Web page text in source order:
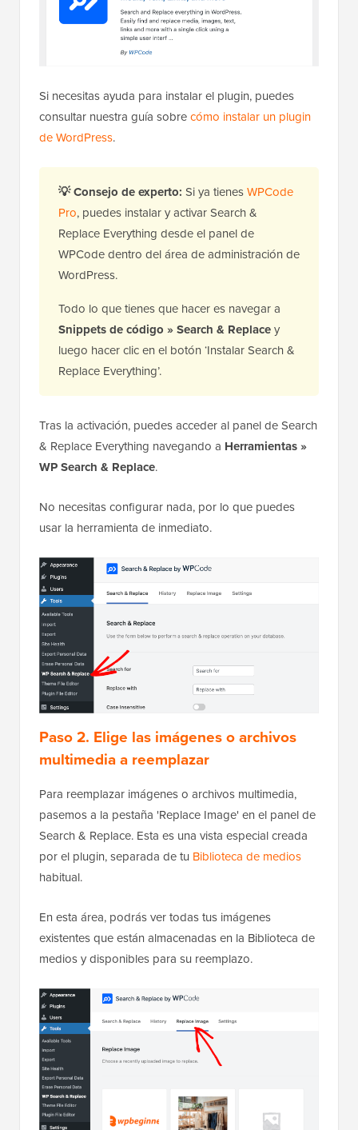
Si necesitas ayuda para instalar el plugin, puedes
consultar nuestra guía sobrecómo instalar un plugin
de WordPress.
💡Consejo de experto: Si ya tienesWPCode
Pro, puedes instalar y activar Search &
Replace Everything desde el panel de
WPCode dentro del área de administración de
WordPress.
Todo lo que tienes que hacer es navegar a
Snippets de código » Search & Replacey
luego hacer clic en el botón ‘Instalar Search &
Replace Everything’.
Tras la activación, puedes acceder al panel de Search
& Replace Everything navegando a Herramientas »
WP Search & Replace.
No necesitas configurar nada, por lo que puedes
usar la herramienta de inmediato.
Paso 2. Elige las imágenes o archivos
multimedia a reemplazar
Para reemplazar imágenes o archivos multimedia,
pasemos a la pestaña 'Replace Image' en el panel de
Search & Replace. Esta es una vista especial creada
por el plugin, separada de tu Biblioteca de medios
habitual.
En esta área, podrás ver todas tus imágenes
existentes que están almacenadas en la Biblioteca de
medios y disponibles para su reemplazo.